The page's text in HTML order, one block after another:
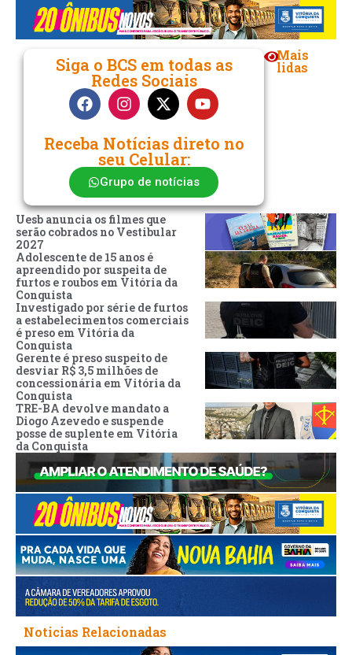
Siga o BCS em todas as
Redes Sociais
Receba Notícias direto no
seu Celular:
Grupo de notícias
Mais
lidas
Uesb anuncia os filmes que
serão cobrados no Vestibular
2027
Adolescente de 15 anos é
apreendido por suspeita de
furtos e roubos em Vitória da
Conquista
Investigado por série de furtos
a estabelecimentos comerciais
é preso em Vitória da
Conquista
Gerente é preso suspeito de
desviar R$ 3,5 milhões de
concessionária em Vitória da
Conquista
TRE-BA devolve mandato a
Diogo Azevedo e suspende
posse de suplente em Vitória
da Conquista
Noticias Relacionadas